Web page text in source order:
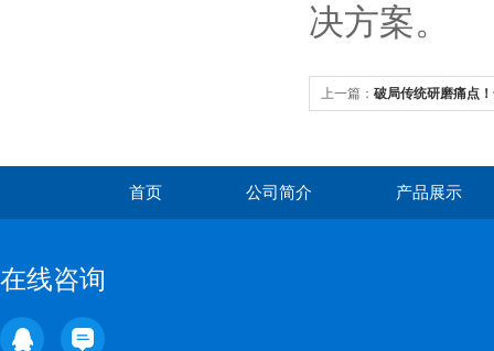
决方案。
上一篇： 破局传统研磨痛点
首页 公司简介 产品展示
在线咨询